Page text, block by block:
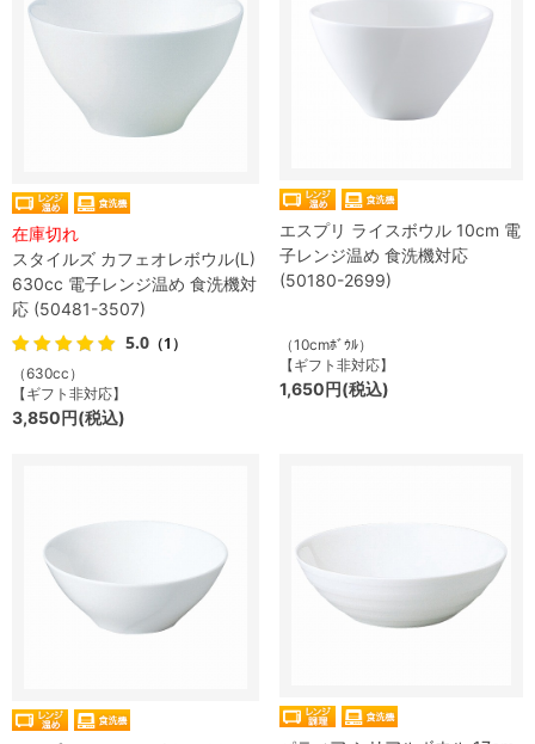
在庫切れ
スタイルズ カフェオレボウル(L)
630cc 電子レンジ温め 食洗機対
応 (50481-3507)
5.0 （1）
（630cc）
【ギフト非対応】
3,850円(税込)
エスプリ ライスボウル 10cm 電
子レンジ温め 食洗機対応
(50180-2699)
（10cmﾎﾞｳﾙ）
【ギフト非対応】
1,650円(税込)